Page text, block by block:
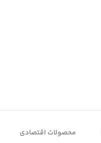
محصولات اقتصادی